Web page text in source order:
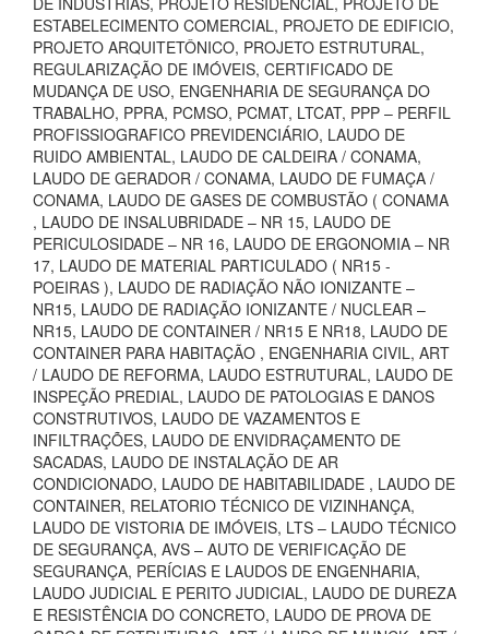
ESTABELECIMENTO COMERCIAL, PROJETO DE EDIFICIO,
PROJETO ARQUITETÔNICO, PROJETO ESTRUTURAL,
REGULARIZAÇÃO DE IMÓVEIS, CERTIFICADO DE
MUDANÇA DE USO, ENGENHARIA DE SEGURANÇA DO
TRABALHO, PPRA, PCMSO, PCMAT, LTCAT, PPP – PERFIL
PROFISSIOGRAFICO PREVIDENCIÁRIO, LAUDO DE
RUIDO AMBIENTAL, LAUDO DE CALDEIRA / CONAMA,
LAUDO DE GERADOR / CONAMA, LAUDO DE FUMAÇA /
CONAMA, LAUDO DE GASES DE COMBUSTÃO ( CONAMA
, LAUDO DE INSALUBRIDADE – NR 15, LAUDO DE
PERICULOSIDADE – NR 16, LAUDO DE ERGONOMIA – NR
17, LAUDO DE MATERIAL PARTICULADO ( NR15 -
POEIRAS ), LAUDO DE RADIAÇÃO NÃO IONIZANTE –
NR15, LAUDO DE RADIAÇÃO IONIZANTE / NUCLEAR –
NR15, LAUDO DE CONTAINER / NR15 E NR18, LAUDO DE
CONTAINER PARA HABITAÇÃO , ENGENHARIA CIVIL, ART
/ LAUDO DE REFORMA, LAUDO ESTRUTURAL, LAUDO DE
INSPEÇÃO PREDIAL, LAUDO DE PATOLOGIAS E DANOS
CONSTRUTIVOS, LAUDO DE VAZAMENTOS E
INFILTRAÇÕES, LAUDO DE ENVIDRAÇAMENTO DE
SACADAS, LAUDO DE INSTALAÇÃO DE AR
CONDICIONADO, LAUDO DE HABITABILIDADE , LAUDO DE
CONTAINER, RELATORIO TÉCNICO DE VIZINHANÇA,
LAUDO DE VISTORIA DE IMÓVEIS, LTS – LAUDO TÉCNICO
DE SEGURANÇA, AVS – AUTO DE VERIFICAÇÃO DE
SEGURANÇA, PERÍCIAS E LAUDOS DE ENGENHARIA,
LAUDO JUDICIAL E PERITO JUDICIAL, LAUDO DE DUREZA
E RESISTÊNCIA DO CONCRETO, LAUDO DE PROVA DE